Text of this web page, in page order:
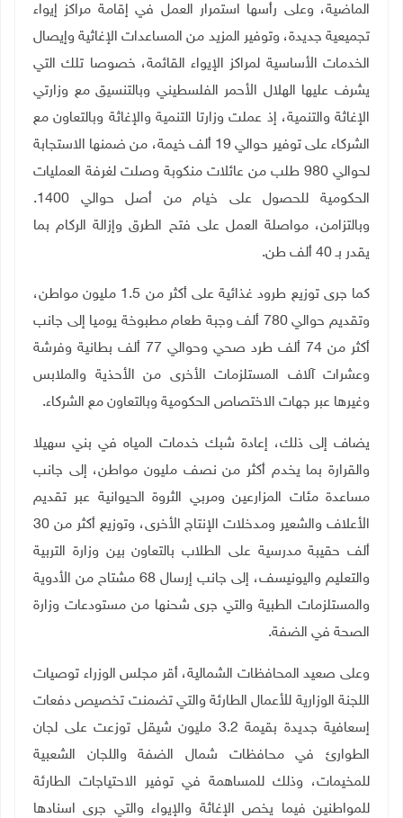
الماضية، وعلى رأسها استمرار العمل في إقامة مراكز إيواء
تجميعية جديدة، وتوفير المزيد من المساعدات الإغاثية وإيصال
الخدمات الأساسية لمراكز الإيواء القائمة، خصوصا تلك التي
يشرف عليها الهلال الأحمر الفلسطيني وبالتنسيق مع وزارتي
الإغاثة والتنمية، إذ عملت وزارتا التنمية والإغاثة وبالتعاون مع
الشركاء على توفير حوالي 19 ألف خيمة، من ضمنها الاستجابة
لحوالي 980 طلب من عائلات منكوبة وصلت لغرفة العمليات
الحكومية للحصول على خيام من أصل حوالي 1400.
وبالتزامن، مواصلة العمل على فتح الطرق وإزالة الركام بما
يقدر بـ 40 ألف طن
.
كما جرى توزيع طرود غذائية على أكثر من 1.5 مليون مواطن،
وتقديم حوالي 780 ألف وجبة طعام مطبوخة يوميا إلى جانب
أكثر من 74 ألف طرد صحي وحوالي 77 ألف بطانية وفرشة
وعشرات آلاف المستلزمات الأخرى من الأحذية والملابس
وغيرها عبر جهات الاختصاص الحكومية وبالتعاون مع الشركاء.
يضاف إلى ذلك، إعادة شبك خدمات المياه في بني سهيلا
والقرارة بما يخدم أكثر من نصف مليون مواطن، إلى جانب
مساعدة مئات المزارعين ومربي الثروة الحيوانية عبر تقديم
الأعلاف والشعير ومدخلات الإنتاج الأخرى،
وتوزيع أكثر من 30
ألف حقيبة مدرسية على الطلاب بالتعاون بين وزارة التربية
والتعليم واليونيسف، إلى جانب إرسال 68 مشتاح من الأدوية
والمستلزمات الطبية والتي جرى شحنها من مستودعات وزارة
الصحة في الضفة.
وعلى صعيد المحافظات الشمالية، أقر مجلس الوزراء توصيات
اللجنة الوزارية للأعمال الطارئة والتي تضمنت تخصيص دفعات
إسعافية جديدة بقيمة 3.2 مليون شيقل توزعت على لجان
الطوارئ في محافظات شمال الضفة واللجان الشعبية
للمخيمات، وذلك للمساهمة في توفير الاحتياجات الطارئة
للمواطنين فيما يخص الإغاثة والإيواء والتي جرى اسنادها